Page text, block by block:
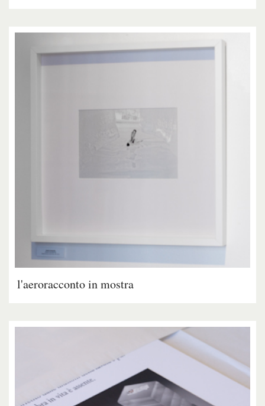
l'aeroracconto in mostra